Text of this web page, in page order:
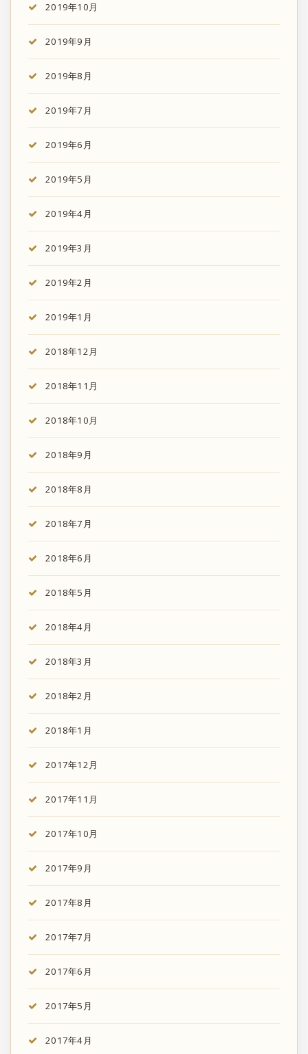
2019年10月
2019年9月
2019年8月
2019年7月
2019年6月
2019年5月
2019年4月
2019年3月
2019年2月
2019年1月
2018年12月
2018年11月
2018年10月
2018年9月
2018年8月
2018年7月
2018年6月
2018年5月
2018年4月
2018年3月
2018年2月
2018年1月
2017年12月
2017年11月
2017年10月
2017年9月
2017年8月
2017年7月
2017年6月
2017年5月
2017年4月